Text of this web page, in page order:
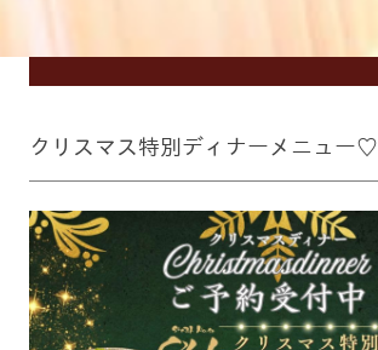
クリスマス特別ディナーメニュー♡